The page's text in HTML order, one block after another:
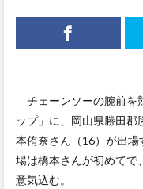
チェーンソーの腕前を
ップ」に、岡山県勝田
本侑奈さん（16）が出
場は橋本さんが初めてで
意気込む。